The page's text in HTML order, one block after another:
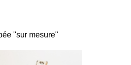
"sur mesure"